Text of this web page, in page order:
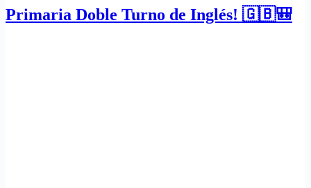
Primaria Doble Turno de Inglés! 🇬🇧🎒